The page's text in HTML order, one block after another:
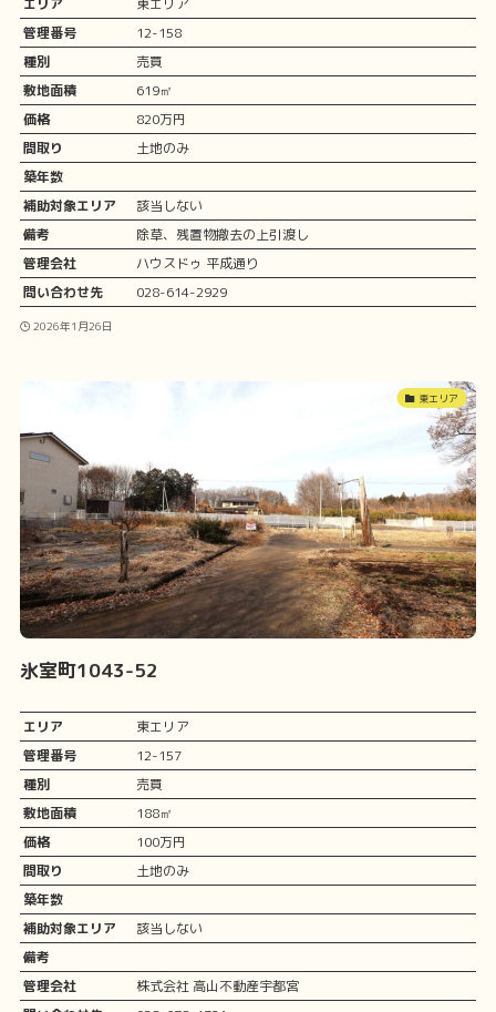
管理番号
12-158
種別
売買
敷地面積
619㎡
価格
820万円
間取り
土地のみ
築年数
補助対象エリア
該当しない
備考
除草、残置物撤去の上引渡し
管理会社
ハウスドゥ 平成通り
問い合わせ先
028-614-2929
2026年1月26日
東エリア
氷室町1043-52
エリア
東エリア
管理番号
12-157
種別
売買
敷地面積
188㎡
価格
100万円
間取り
土地のみ
築年数
補助対象エリア
該当しない
備考
管理会社
株式会社 高山不動産宇都宮